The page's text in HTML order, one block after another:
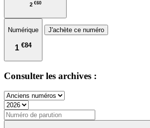
2 €60
Numérique
1 €84
J'achète ce numéro
Consulter les archives :